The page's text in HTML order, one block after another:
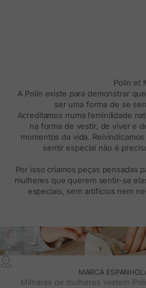
Polín et
A Polin existe para demonstrar
ser uma forma de se
Acreditamos numa feminilidade
na forma de vestir, de viver e
momentos da vida.
sentir especial não é
Por isso criamos peças pensadas
mulheres que querem sentir-se
especiais, sem artifícios nem
MARCA
Milhares de mulheres vestem